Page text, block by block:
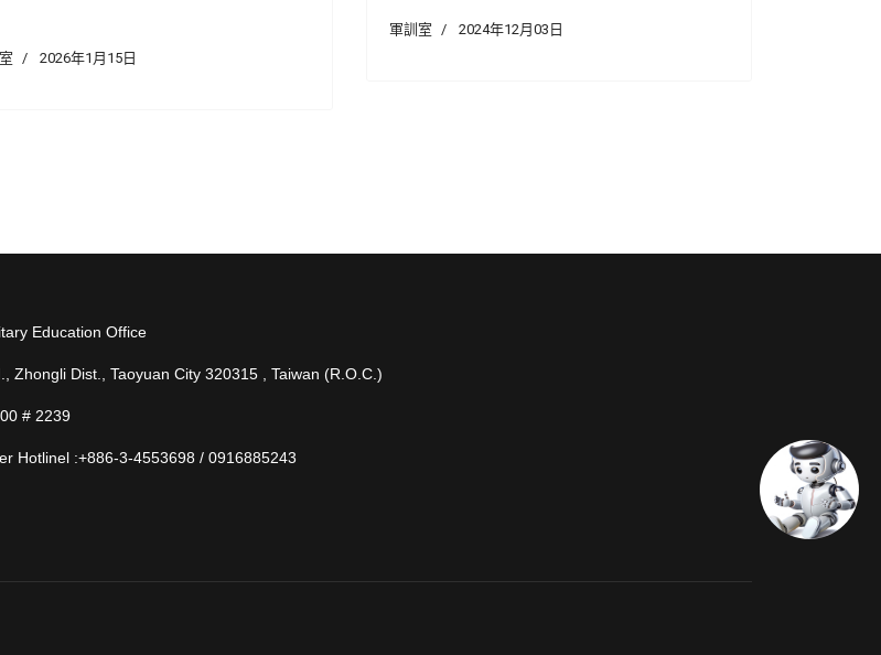
2026年1月15日
軍訓室 2024年12月03日
Education Office
Zhongli Dist., Taoyuan City 320315 , Taiwan (R.O.C.)
# 2239
Hotlinel :+886-3-4553698 / 0916885243